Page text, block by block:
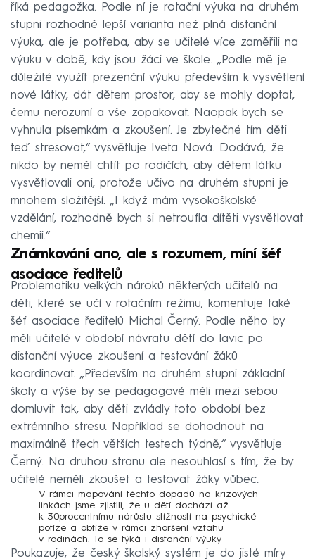
říká pedagožka. Podle ní je rotační výuka na druhém
stupni rozhodně lepší varianta než plná distanční
výuka, ale je potřeba, aby se učitelé více zaměřili na
výuku v době, kdy jsou žáci ve škole. „Podle mě je
důležité využít prezenční výuku především k vysvětlení
nové látky, dát dětem prostor, aby se mohly doptat,
čemu nerozumí a vše zopakovat. Naopak bych se
vyhnula písemkám a zkoušení. Je zbytečné tím děti
teď stresovat,“ vysvětluje Iveta Nová. Dodává, že
nikdo by neměl chtít po rodičích, aby dětem látku
vysvětlovali oni, protože učivo na druhém stupni je
mnohem složitější. „I když mám vysokoškolské
vzdělání, rozhodně bych si netroufla dítěti vysvětlovat
chemii.“
Známkování ano, ale s rozumem, míní šéf
asociace ředitelů
Problematiku velkých nároků některých učitelů na
děti, které se učí v rotačním režimu, komentuje také
šéf asociace ředitelů Michal Černý. Podle něho by
měli učitelé v období návratu dětí do lavic po
distanční výuce zkoušení a testování žáků
koordinovat. „Především na druhém stupni základní
školy a výše by se pedagogové měli mezi sebou
domluvit tak, aby děti zvládly toto období bez
extrémního stresu. Například se dohodnout na
maximálně třech větších testech týdně,“ vysvětluje
Černý. Na druhou stranu ale nesouhlasí s tím, že by
učitelé neměli zkoušet a testovat žáky vůbec.
V rámci mapování těchto dopadů na krizových
linkách jsme zjistili, že u dětí dochází až
k 30procentnímu nárůstu stížností na psychické
potíže a obtíže v rámci zhoršení vztahu
v rodinách. To se týká i distanční výuky
Poukazuje, že český školský systém je do jisté míry